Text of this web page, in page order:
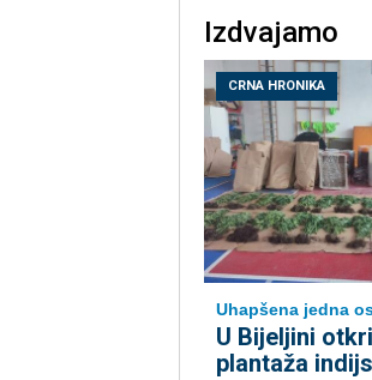
Izdvajamo
CRNA HRONIKA
Uhapšena jedna
​U Bijeljini
plantaža